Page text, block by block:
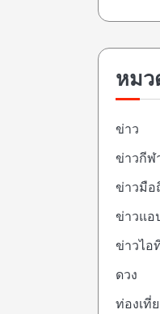
หม
ข่าว
ข่าวกีฬ
ข่าวมือ
ข่าวแอ
ข่าวไอ
ดวง
ท่องเที่